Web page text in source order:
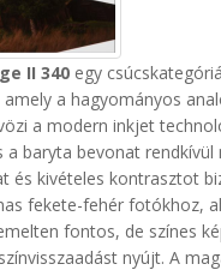
II 340 egy
a hagyományos
a modern inkjet
a baryta bevonat
és kivételes kontrasztot
fekete-fehér fotókhoz,
fontos, de színes
nyújt. A